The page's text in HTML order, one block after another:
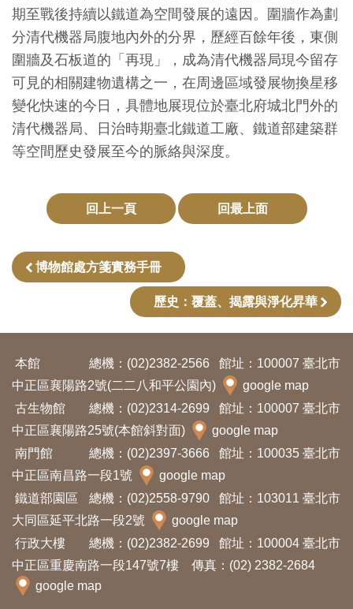
研
究
便
民
服
務
開
隱
私
權
與
資
訊
安
全
宣
告
期至戰後持續以鐵道為空間發展的遠因。圍牆作為劃
分清代機器局腹地內外的分界，歷經百餘年後，東側
圍牆及石板道的「再現」，成為清代機器局現今留存
可見的相關建物遺構之一，在周邊區域發展物換星移
變化快速的今日，具體地展現位於臺北府城北門外的
清代機器局、日治時期臺北鐵道工廠、鐵道部建築群
等空間歷史發展至今的脈絡與深度。
回上一頁 回最上面
博物館處方箋實務手冊
歷史：覆蓋、揭露與淨化昇華
本館 總機：(02)2382-2566
館址：100007 臺北市
中正區襄陽路2號(二二八和平公園內)
google map
古生物館
總機：(02)2314-2699
館址：100007 臺北市
中正區襄陽路25號(本館斜對面)
google map
南門館
總機：(02)2397-3666
館址：100035 臺北市
中正區南昌路一段1號
google map
鐵道部園區
總機：(02)2558-9790
館址：103011 臺北市
大同區延平北路一段2號
google map
行政大樓
總機：(02)2382-2699
館址：100004 臺北市
中正區重慶南路一段147號7樓 傳真：(02) 2382-2684
google map